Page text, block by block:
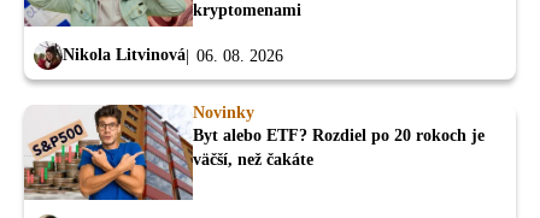
kryptomenami
Nikola Litvinová 06. 08. 2026
Novinky
Byt alebo ETF? Rozdiel po 20 rokoch je
väčší, než čakáte